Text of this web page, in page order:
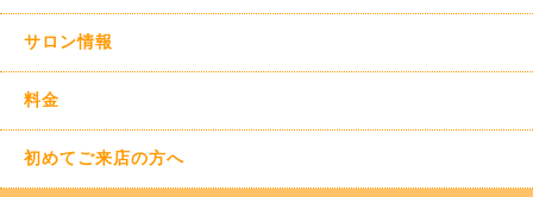
サロン情報
料金
初めてご来店の方へ